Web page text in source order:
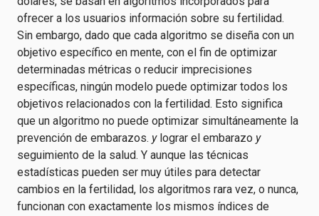
ofrecer a los usuarios información sobre su fertilidad.
Sin embargo, dado que cada algoritmo se diseña con un
objetivo específico en mente, con el fin de optimizar
determinadas métricas o reducir imprecisiones
específicas, ningún modelo puede optimizar todos los
objetivos relacionados con la fertilidad. Esto significa
que un algoritmo no puede optimizar simultáneamente la
prevención de embarazos. y lograr el embarazo y
seguimiento de la salud. Y aunque las técnicas
estadísticas pueden ser muy útiles para detectar
cambios en la fertilidad, los algoritmos rara vez, o nunca,
funcionan con exactamente los mismos índices de